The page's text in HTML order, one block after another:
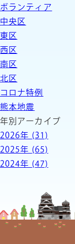
ボランティア
中央区
東区
西区
南区
北区
コロナ特例
熊本地震
年別アーカイブ
2026年(31)
2025年(65)
2024年(47)